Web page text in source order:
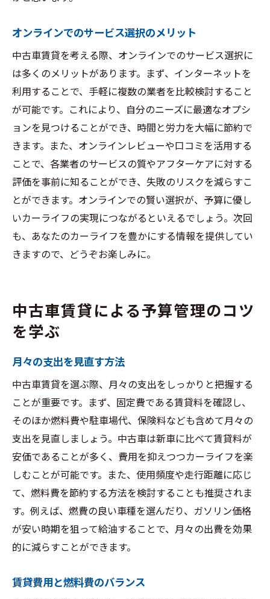
オンラインでのサービス選択のメリット
中古車賃貸を考える際、オンラインでのサービス選択に
は多くのメリットがあります。まず、インターネットを
利用することで、手軽に複数の業者を比較検討すること
が可能です。これにより、自分のニーズに最適なオプシ
ョンを見つけることができ、時間と労力を大幅に節約で
きます。また、オンラインレビューや口コミを活用する
ことで、各業者のサービスの質やアフターケアに対する
評価を事前に知ることができ、失敗のリスクを減らすこ
とができます。オンラインでの賢い選択が、予算に優し
いカーライフの実現につながるといえるでしょう。次回
も、あなたのカーライフを豊かにする情報を提供してい
きますので、どうぞお楽しみに。
中古車賃貸による予算管理のコツ
を学ぶ
月々の支出を見直す方法
中古車賃貸を選ぶ際、月々の支出をしっかりと把握する
ことが重要です。まず、固定費である賃貸料を確認し、
そのほか燃料費や駐車場代、保険料なども含めて月々の
支出を見直しましょう。中古車は新車に比べて賃貸料が
安価であることが多く、費用を抑えつつカーライフを楽
しむことが可能です。また、使用頻度や走行距離に応じ
て、燃料費を節約する方法を検討することも推奨されま
す。例えば、燃費の良い車種を選んだり、ガソリン価格
が安い時期を狙って給油することで、月々の出費を効果
的に減らすことができます。
賃貸費用と燃料費のバランス